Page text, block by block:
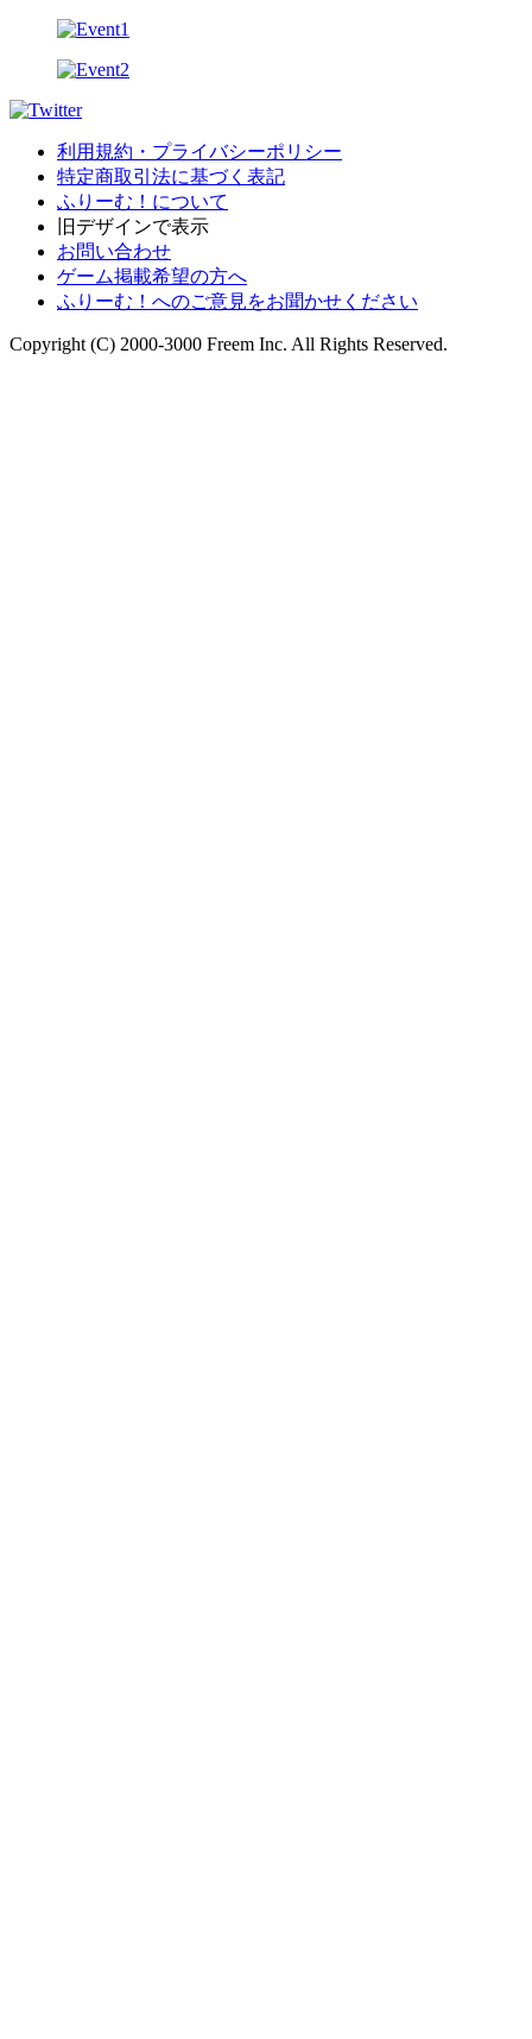
利用規約・プライバシーポリシー
特定商取引法に基づく表記
ふりーむ！について
旧デザインで表示
お問い合わせ
ゲーム掲載希望の方へ
ふりーむ！へのご意見をお聞かせください
Copyright (C) 2000-3000 Freem Inc. All Rights Reserved.